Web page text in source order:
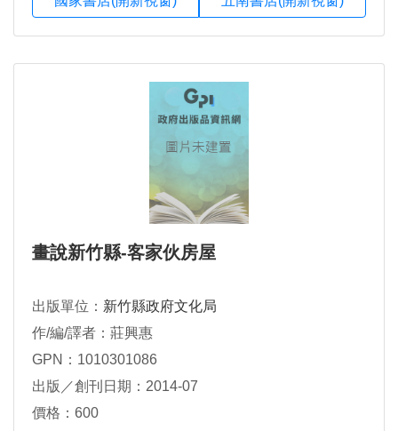
畫說新竹縣-客家伙房屋
出版單位： 新竹縣政府文化局
作/編/譯者：莊興惠
GPN：1010301086
出版／創刊日期：2014-07
價格：600